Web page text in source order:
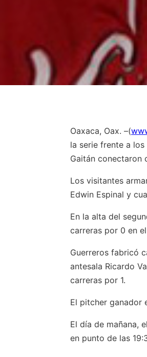
Oaxaca, Oax. –(
la serie frente a
Gaitán conectaron
Los visitantes
Edwin Espinal y
En la alta del
carreras por 0 en
Guerreros fabricó
antesala Ricardo
carreras por 1.
El pitcher ganador
El día de mañana,
en punto de las